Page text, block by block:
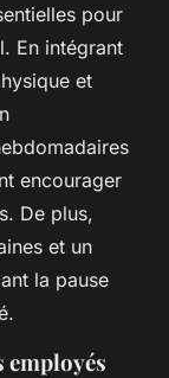
pour
En intégrant
et
encourager
De plus,
et un
la pause